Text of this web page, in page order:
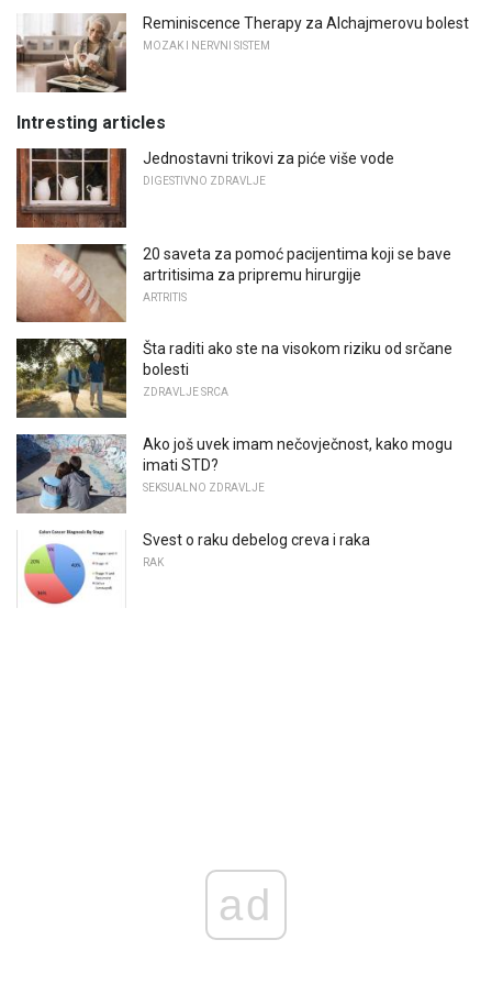
Reminiscence Therapy za Alchajmerovu bolest
MOZAK I NERVNI SISTEM
Intresting articles
Jednostavni trikovi za piće više vode
DIGESTIVNO ZDRAVLJE
20 saveta za pomoć pacijentima koji se bave
artritisima za pripremu hirurgije
ARTRITIS
Šta raditi ako ste na visokom riziku od srčane
bolesti
ZDRAVLJE SRCA
Ako još uvek imam nečovječnost, kako mogu
imati STD?
SEKSUALNO ZDRAVLJE
Svest o raku debelog creva i raka
RAK
ad